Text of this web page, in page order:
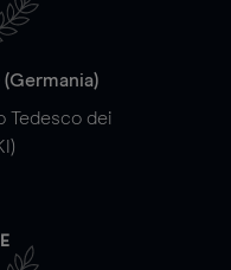
Tedesco dei